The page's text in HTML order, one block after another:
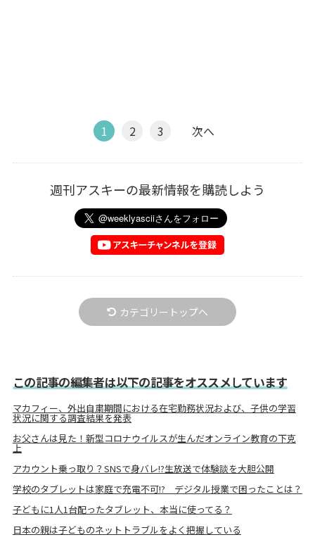
1 2 3 次へ
週刊アスキーの最新情報を購読しよう
カテゴリートップへ
この記事の編集者は以下の記事をオススメしています
マカフィー、外出自粛期間における在宅勤務状況および、子供の学習
状況に関する調査結果を発表
お父さんは見た！新型コロナウイルスが生んだオンライン教育の下克
上
アカウント乗っ取り？SNSで身バレ!?生放送で体験談を大胆公開
学校のタブレットは家庭で充電不可!? デジタル授業で困ったことは？
子どもに1人1台配ったタブレット、本当に使ってる？
日本の親は子どものネットトラブルをよく把握している